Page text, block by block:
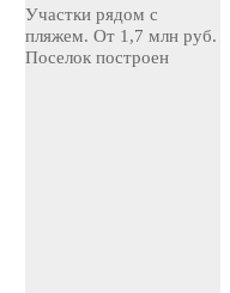
Участки рядом с
пляжем. От 1,7 млн руб.
Поселок построен